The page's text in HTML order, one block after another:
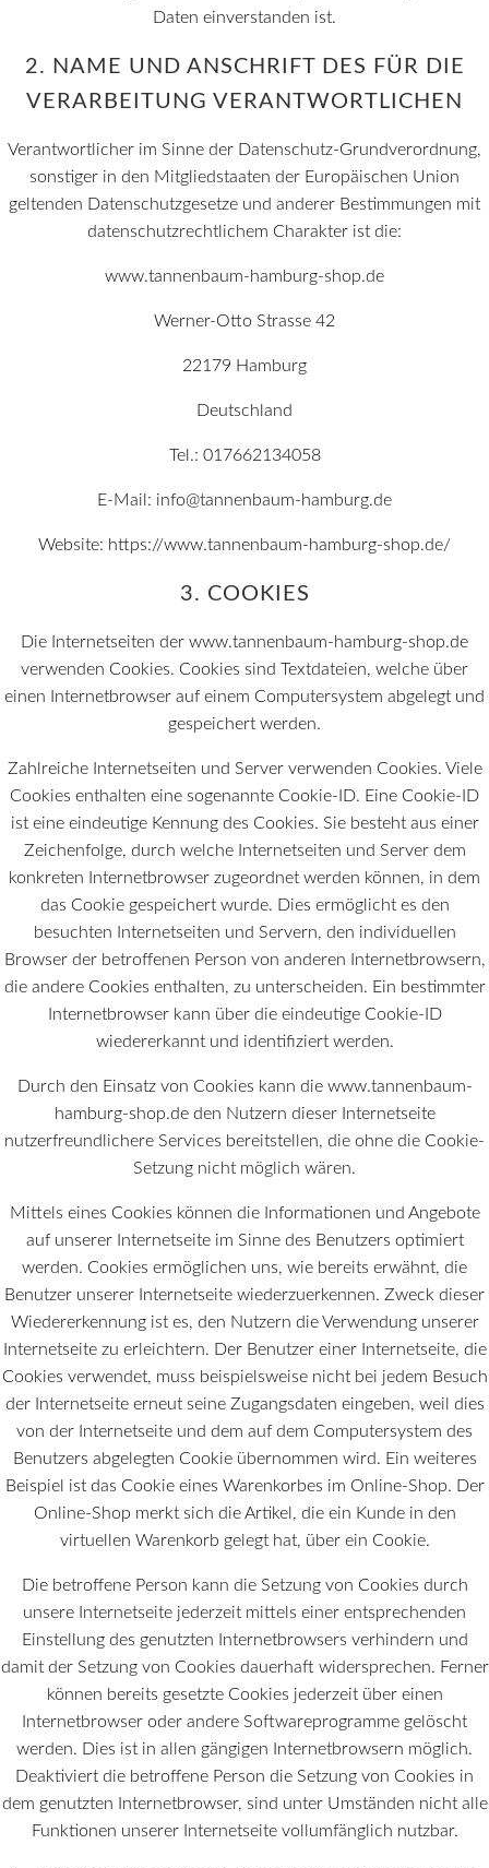
Daten einverstanden ist.
2. NAME UND ANSCHRIFT DES FÜR DIE
VERARBEITUNG VERANTWORTLICHEN
Verantwortlicher im Sinne der Datenschutz-Grundverordnung,
sonstiger in den Mitgliedstaaten der Europäischen Union
geltenden Datenschutzgesetze und anderer Bestimmungen mit
datenschutzrechtlichem Charakter ist die:
www.tannenbaum-hamburg-shop.de
Werner-Otto Strasse 42
22179 Hamburg
Deutschland
Tel.: 017662134058
E-Mail: info@tannenbaum-hamburg.de
Website: https://www.tannenbaum-hamburg-shop.de/
3. COOKIES
Die Internetseiten der www.tannenbaum-hamburg-shop.de
verwenden Cookies. Cookies sind Textdateien, welche über
einen Internetbrowser auf einem Computersystem abgelegt und
gespeichert werden.
Zahlreiche Internetseiten und Server verwenden Cookies. Viele
Cookies enthalten eine sogenannte Cookie-ID. Eine Cookie-ID
ist eine eindeutige Kennung des Cookies. Sie besteht aus einer
Zeichenfolge, durch welche Internetseiten und Server dem
konkreten Internetbrowser zugeordnet werden können, in dem
das Cookie gespeichert wurde. Dies ermöglicht es den
besuchten Internetseiten und Servern, den individuellen
Browser der betroffenen Person von anderen Internetbrowsern,
die andere Cookies enthalten, zu unterscheiden. Ein bestimmter
Internetbrowser kann über die eindeutige Cookie-ID
wiedererkannt und identifiziert werden.
Durch den Einsatz von Cookies kann die www.tannenbaum-
hamburg-shop.de den Nutzern dieser Internetseite
nutzerfreundlichere Services bereitstellen, die ohne die Cookie-
Setzung nicht möglich wären.
Mittels eines Cookies können die Informationen und Angebote
auf unserer Internetseite im Sinne des Benutzers optimiert
werden. Cookies ermöglichen uns, wie bereits erwähnt, die
Benutzer unserer Internetseite wiederzuerkennen. Zweck dieser
Wiedererkennung ist es, den Nutzern die Verwendung unserer
Internetseite zu erleichtern. Der Benutzer einer Internetseite, die
Cookies verwendet, muss beispielsweise nicht bei jedem Besuch
der Internetseite erneut seine Zugangsdaten eingeben, weil dies
von der Internetseite und dem auf dem Computersystem des
Benutzers abgelegten Cookie übernommen wird. Ein weiteres
Beispiel ist das Cookie eines Warenkorbes im Online-Shop. Der
Online-Shop merkt sich die Artikel, die ein Kunde in den
virtuellen Warenkorb gelegt hat, über ein Cookie.
Die betroffene Person kann die Setzung von Cookies durch
unsere Internetseite jederzeit mittels einer entsprechenden
Einstellung des genutzten Internetbrowsers verhindern und
damit der Setzung von Cookies dauerhaft widersprechen. Ferner
können bereits gesetzte Cookies jederzeit über einen
Internetbrowser oder andere Softwareprogramme gelöscht
werden. Dies ist in allen gängigen Internetbrowsern möglich.
Deaktiviert die betroffene Person die Setzung von Cookies in
dem genutzten Internetbrowser, sind unter Umständen nicht alle
Funktionen unserer Internetseite vollumfänglich nutzbar.